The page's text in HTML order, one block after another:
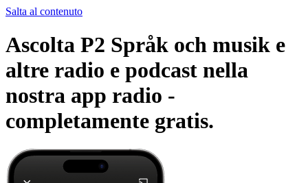
Salta al contenuto
Ascolta P2 Språk och musik e
altre radio e podcast nella
nostra app radio -
completamente gratis.